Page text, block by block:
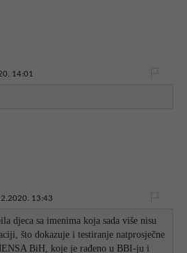
14:01
13:43
djeca sa imenima koja sada više nisu
što dokazuje i testiranje natprosječne
BiH, koje je rađeno u BBI-ju i